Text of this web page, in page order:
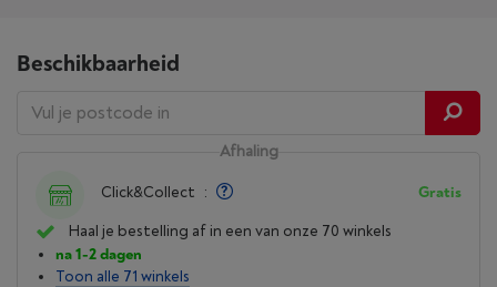
Beschikbaarheid
Afhaling
Click&Collect : Gratis
Haal je bestelling af in een van onze 70 winkels
na 1-2 dagen
Toon alle 71 winkels